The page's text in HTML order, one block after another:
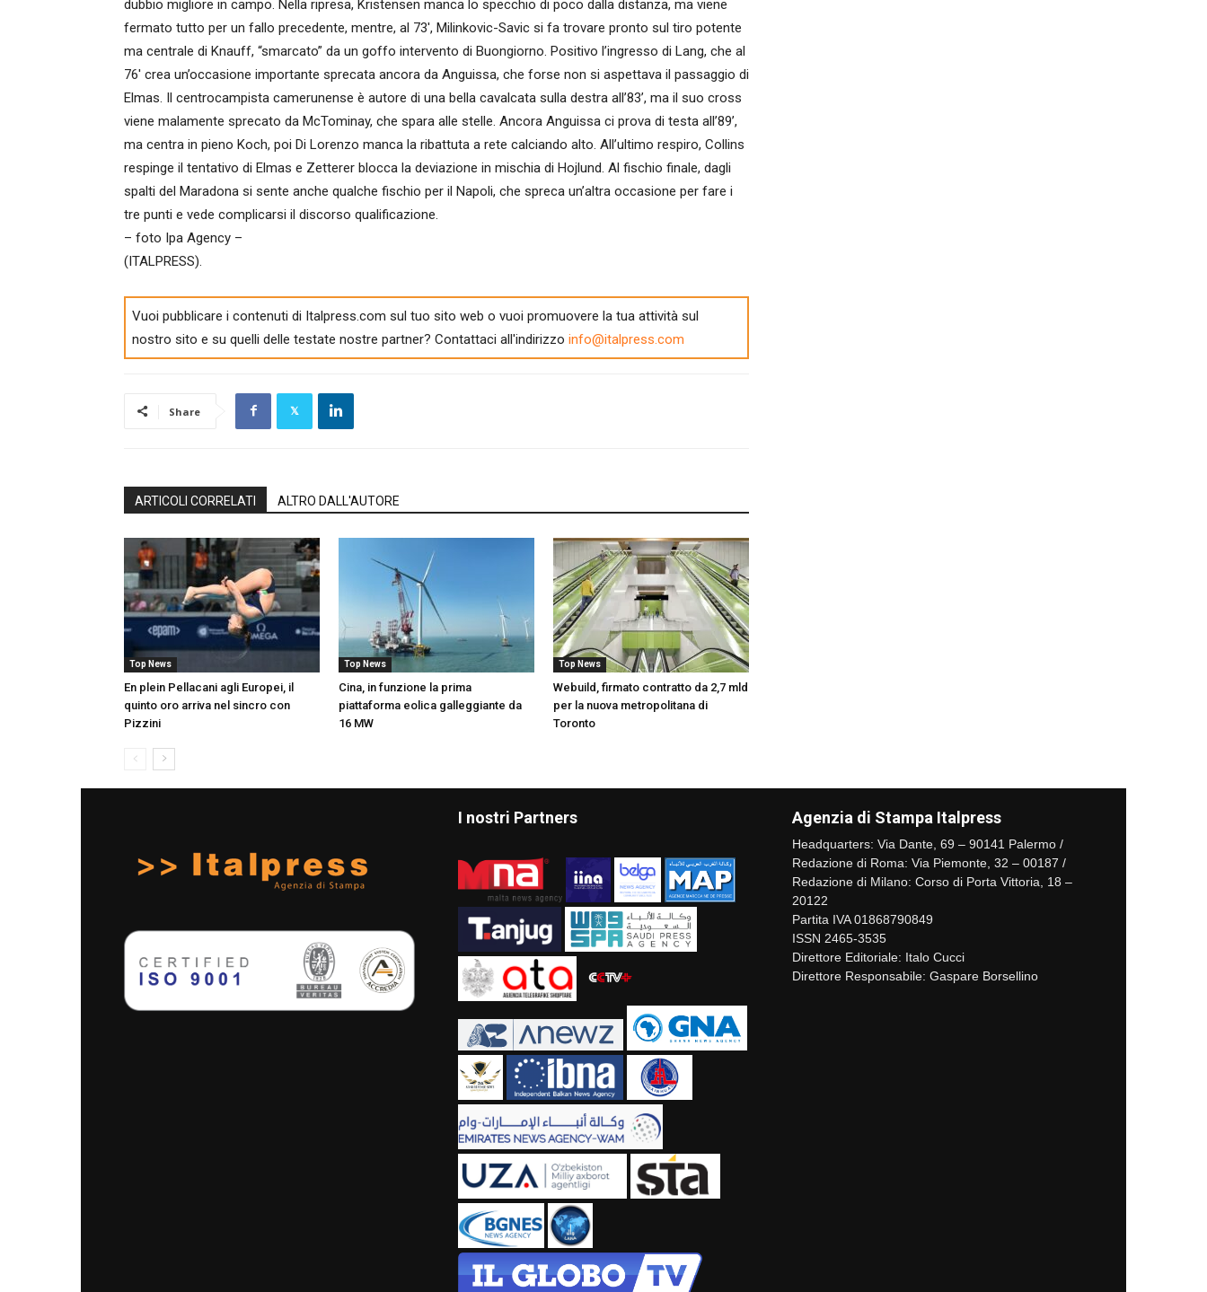
dubbio migliore in campo. Nella ripresa, Kristensen manca lo specchio di poco dalla distanza, ma viene
fermato tutto per un fallo precedente, mentre, al 73′, Milinkovic-Savic si fa trovare pronto sul tiro potente
ma centrale di Knauff, “smarcato” da un goffo intervento di Buongiorno. Positivo l’ingresso di Lang, che al
76′ crea un’occasione importante sprecata ancora da Anguissa, che forse non si aspettava il passaggio di
Elmas. Il centrocampista camerunense è autore di una bella cavalcata sulla destra all’83’, ma il suo cross
viene malamente sprecato da McTominay, che spara alle stelle. Ancora Anguissa ci prova di testa all’89’,
ma centra in pieno Koch, poi Di Lorenzo manca la ribattuta a rete calciando alto. All’ultimo respiro, Collins
respinge il tentativo di Elmas e Zetterer blocca la deviazione in mischia di Hojlund. Al fischio finale, dagli
spalti del Maradona si sente anche qualche fischio per il Napoli, che spreca un’altra occasione per fare i
tre punti e vede complicarsi il discorso qualificazione.
– foto Ipa Agency –
(ITALPRESS).
Vuoi pubblicare i contenuti di Italpress.com sul tuo sito web o vuoi promuovere la tua attività sul
nostro sito e su quelli delle testate nostre partner? Contattaci all'indirizzo info@italpress.com
Share
ARTICOLI CORRELATI ALTRO DALL'AUTORE
Top News
En plein Pellacani agli Europei, il
quinto oro arriva nel sincro con
Pizzini
Top News
Cina, in funzione la prima
piattaforma eolica galleggiante da
16 MW
Top News
Webuild, firmato contratto da 2,7 mld
per la nuova metropolitana di
Toronto
I nostri Partners Agenzia di Stampa Italpress
Headquarters: Via Dante, 69 – 90141 Palermo /
Redazione di Roma: Via Piemonte, 32 – 00187 /
Redazione di Milano: Corso di Porta Vittoria, 18 –
20122
Partita IVA 01868790849
ISSN 2465-3535
Direttore Editoriale: Italo Cucci
Direttore Responsabile: Gaspare Borsellino